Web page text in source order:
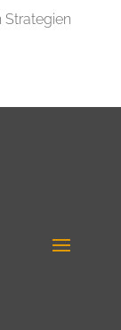
Strategien